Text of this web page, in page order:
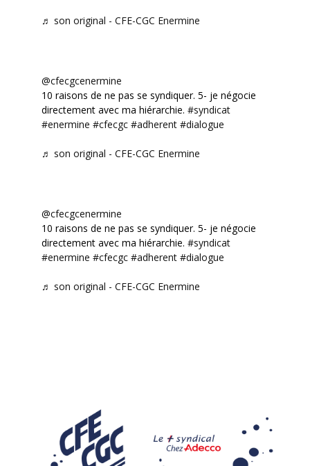
♬ son original - CFE-CGC Enermine
@cfecgcenermine
10 raisons de ne pas se syndiquer. 5- je négocie
directement avec ma hiérarchie. #syndicat
#enermine #cfecgc #adherent #dialogue
♬ son original - CFE-CGC Enermine
@cfecgcenermine
10 raisons de ne pas se syndiquer. 5- je négocie
directement avec ma hiérarchie. #syndicat
#enermine #cfecgc #adherent #dialogue
♬ son original - CFE-CGC Enermine